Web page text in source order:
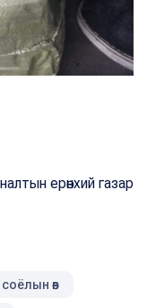
ерөнхий газар
соёлын өв